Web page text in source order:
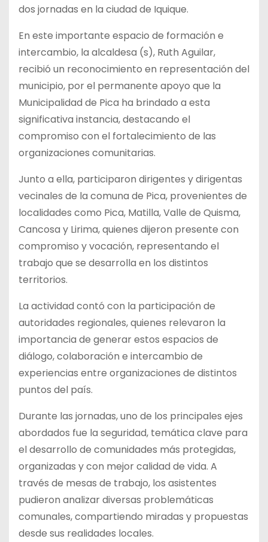
dos jornadas en la ciudad de Iquique.
En este importante espacio de formación e
intercambio, la alcaldesa (s), Ruth Aguilar,
recibió un reconocimiento en representación del
municipio, por el permanente apoyo que la
Municipalidad de Pica ha brindado a esta
significativa instancia, destacando el
compromiso con el fortalecimiento de las
organizaciones comunitarias.
Junto a ella, participaron dirigentes y dirigentas
vecinales de la comuna de Pica, provenientes de
localidades como Pica, Matilla, Valle de Quisma,
Cancosa y Lirima, quienes dijeron presente con
compromiso y vocación, representando el
trabajo que se desarrolla en los distintos
territorios.
La actividad contó con la participación de
autoridades regionales, quienes relevaron la
importancia de generar estos espacios de
diálogo, colaboración e intercambio de
experiencias entre organizaciones de distintos
puntos del país.
Durante las jornadas, uno de los principales ejes
abordados fue la seguridad, temática clave para
el desarrollo de comunidades más protegidas,
organizadas y con mejor calidad de vida. A
través de mesas de trabajo, los asistentes
pudieron analizar diversas problemáticas
comunales, compartiendo miradas y propuestas
desde sus realidades locales.